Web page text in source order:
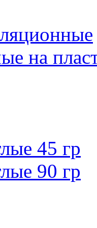
на
45 гр
90 гр